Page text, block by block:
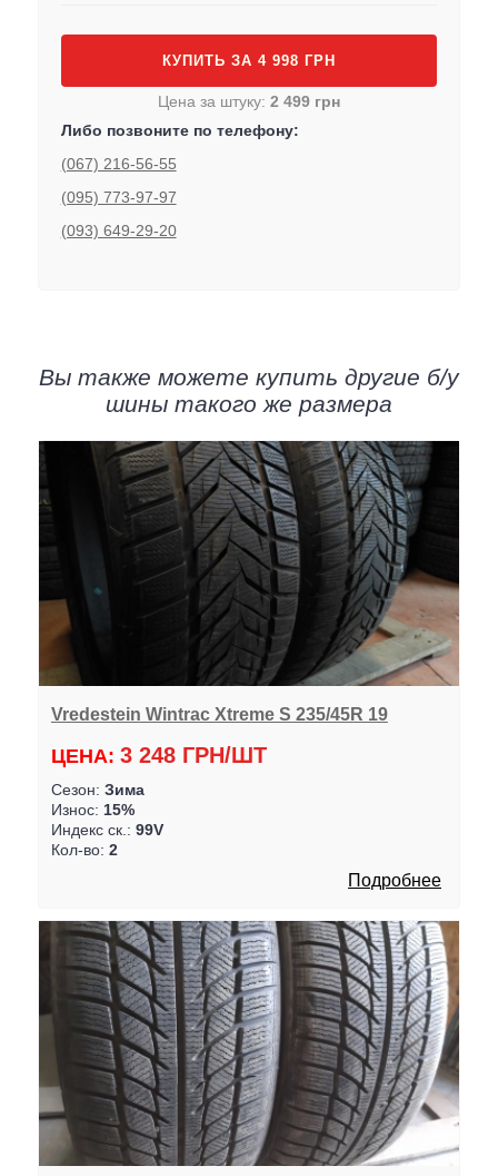
КУПИТЬ ЗА 4 998 ГРН
Цена за штуку: 2 499 грн
Либо позвоните по телефону:
(067) 216-56-55
(095) 773-97-97
(093) 649-29-20
Вы также можете купить другие б/у
шины такого же размера
Vredestein Wintrac Xtreme S 235/45R 19
ЦЕНА: 3 248 ГРН/ШТ
Сезон: Зима
Износ: 15%
Индекс ск.: 99V
Кол-во: 2
Подробнее